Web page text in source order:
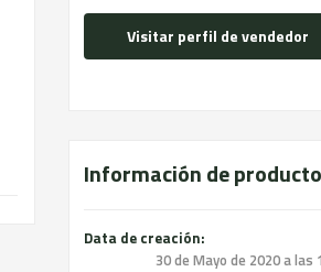
Visitar perfil de vendedor
Información de producto
Data de creación:
30 de Mayo de 2020 a las